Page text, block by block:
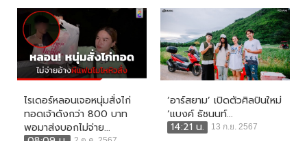
ไรเดอร์หลอนเจอหนุ่มสั่งไก่
ทอดเจ้าดังกว่า 800 บาท
พอมาส่งบอกไม่จ่าย...
‘อาร์สยาม’ เปิดตัวศิลปินใหม่
‘แบงค์ ธัชนนท์...
14:21 น.
13 ก.ย. 2567